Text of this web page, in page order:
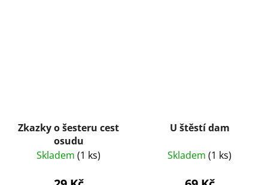
Zkazky o šesteru cest
osudu
Skladem (1 ks)
U štěstí dam
Skladem (1 ks)